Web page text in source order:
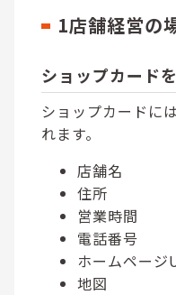
1店舗経営の
ショップカード
ショップカードに
れます。
店舗名
住所
営業時間
電話番号
ホームページ
地図